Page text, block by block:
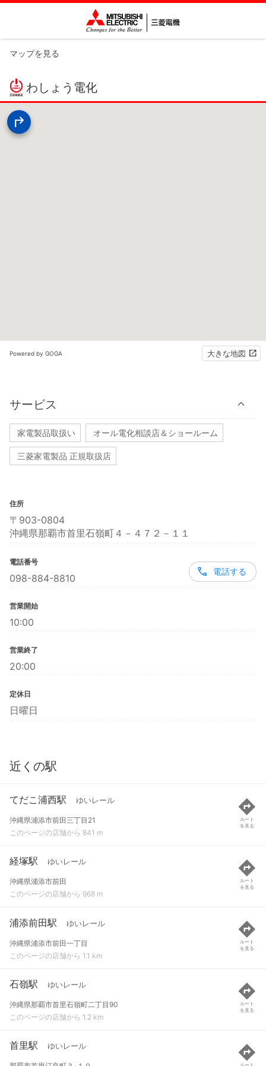
マップを見る
わしょう電化
Powered by GOGA 大きな地図
サービス
家電製品取扱い オール電化相談店＆ショールーム
三菱家電製品 正規取扱店
住所
〒903-0804
沖縄県那覇市首里石嶺町４－４７２－１１
電話番号
098-884-8810
電話する
営業開始
10:00
営業終了
20:00
定休日
日曜日
近くの駅
てだこ浦西駅 ゆいレール
沖縄県浦添市前田三丁目21
このページの店舗から 841 m
ルート
を見る
経塚駅 ゆいレール
沖縄県浦添市前田
このページの店舗から 968 m
ルート
を見る
浦添前田駅 ゆいレール
沖縄県浦添市前田一丁目
このページの店舗から 1.1 km
ルート
を見る
石嶺駅 ゆいレール
沖縄県那覇市首里石嶺町二丁目90
このページの店舗から 1.2 km
ルート
を見る
首里駅 ゆいレール